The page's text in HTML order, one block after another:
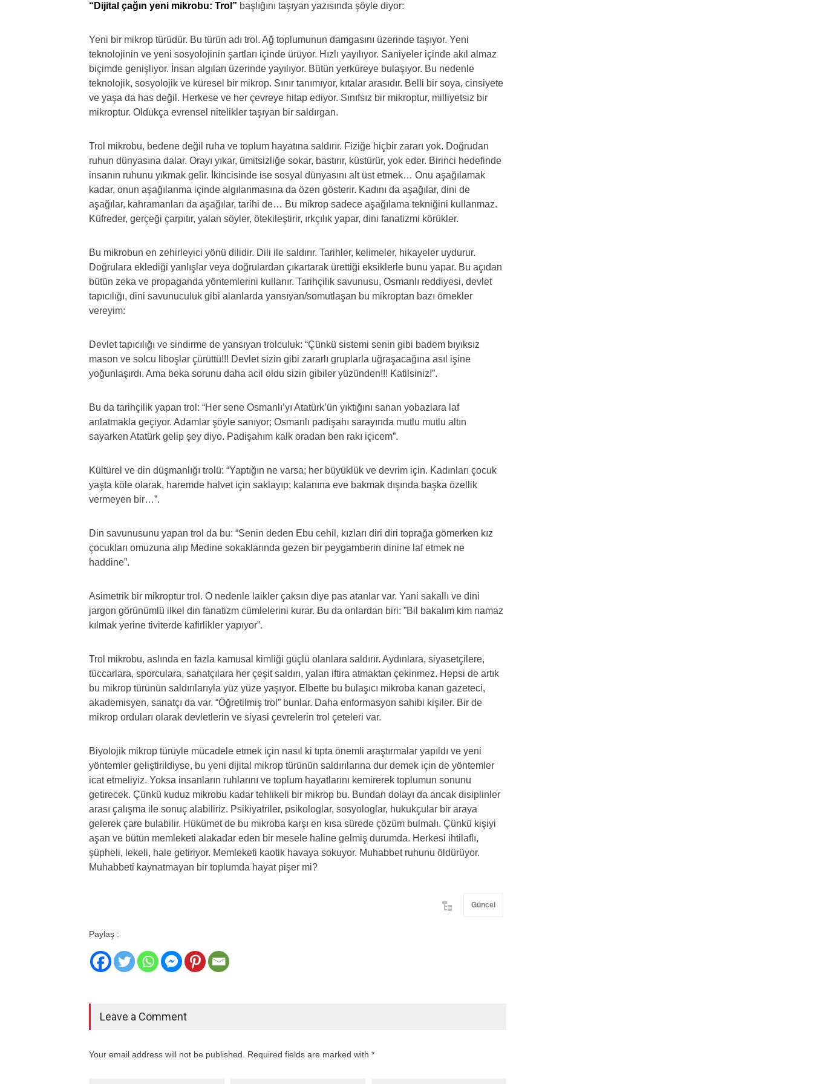
“Dijital çağın yeni mikrobu: Trol” başlığını taşıyan yazısında şöyle diyor:
Yeni bir mikrop türüdür. Bu türün adı trol. Ağ toplumunun damgasını üzerinde taşıyor. Yeni
teknolojinin ve yeni sosyolojinin şartları içinde ürüyor. Hızlı yayılıyor. Saniyeler içinde akıl almaz
biçimde genişliyor. İnsan algıları üzerinde yayılıyor. Bütün yerküreye bulaşıyor. Bu nedenle
teknolojik, sosyolojik ve küresel bir mikrop. Sınır tanımıyor, kıtalar arasıdır. Belli bir soya, cinsiyete
ve yaşa da has değil. Herkese ve her çevreye hitap ediyor. Sınıfsız bir mikroptur, milliyetsiz bir
mikroptur. Oldukça evrensel nitelikler taşıyan bir saldırgan.
Trol mikrobu, bedene değil ruha ve toplum hayatına saldırır. Fiziğe hiçbir zararı yok. Doğrudan
ruhun dünyasına dalar. Orayı yıkar, ümitsizliğe sokar, bastırır, küstürür, yok eder. Birinci hedefinde
insanın ruhunu yıkmak gelir. İkincisinde ise sosyal dünyasını alt üst etmek… Onu aşağılamak
kadar, onun aşağılanma içinde algılanmasına da özen gösterir. Kadını da aşağılar, dini de
aşağılar, kahramanları da aşağılar, tarihi de… Bu mikrop sadece aşağılama tekniğini kullanmaz.
Küfreder, gerçeği çarpıtır, yalan söyler, ötekileştirir, ırkçılık yapar, dini fanatizmi körükler.
Bu mikrobun en zehirleyici yönü dilidir. Dili ile saldırır. Tarihler, kelimeler, hikayeler uydurur.
Doğrulara eklediği yanlışlar veya doğrulardan çıkartarak ürettiği eksiklerle bunu yapar. Bu açıdan
bütün zeka ve propaganda yöntemlerini kullanır. Tarihçilik savunusu, Osmanlı reddiyesi, devlet
tapıcılığı, dini savunuculuk gibi alanlarda yansıyan/somutlaşan bu mikroptan bazı örnekler
vereyim:
Devlet tapıcılığı ve sindirme de yansıyan trolculuk: “Çünkü sistemi senin gibi badem bıyıksız
mason ve solcu liboşlar çürüttü!!! Devlet sizin gibi zararlı gruplarla uğraşacağına asıl işine
yoğunlaşırdı. Ama beka sorunu daha acil oldu sizin gibiler yüzünden!!! Katilsiniz!”.
Bu da tarihçilik yapan trol: “Her sene Osmanlı’yı Atatürk’ün yıktığını sanan yobazlara laf
anlatmakla geçiyor. Adamlar şöyle sanıyor; Osmanlı padişahı sarayında mutlu mutlu altın
sayarken Atatürk gelip şey diyo. Padişahım kalk oradan ben rakı içicem”.
Kültürel ve din düşmanlığı trolü: “Yaptığın ne varsa; her büyüklük ve devrim için. Kadınları çocuk
yaşta köle olarak, haremde halvet için saklayıp; kalanına eve bakmak dışında başka özellik
vermeyen bir…”.
Din savunusunu yapan trol da bu: “Senin deden Ebu cehil, kızları diri diri toprağa gömerken kız
çocukları omuzuna alıp Medine sokaklarında gezen bir peygamberin dinine laf etmek ne
haddine”.
Asimetrik bir mikroptur trol. O nedenle laikler çaksın diye pas atanlar var. Yani sakallı ve dini
jargon görünümlü ilkel din fanatizm cümlelerini kurar. Bu da onlardan biri: ”Bil bakalım kim namaz
kılmak yerine tiviterde kafirlikler yapıyor”.
Trol mikrobu, aslında en fazla kamusal kimliği güçlü olanlara saldırır. Aydınlara, siyasetçilere,
tüccarlara, sporculara, sanatçılara her çeşit saldırı, yalan iftira atmaktan çekinmez. Hepsi de artık
bu mikrop türünün saldırılarıyla yüz yüze yaşıyor. Elbette bu bulaşıcı mikroba kanan gazeteci,
akademisyen, sanatçı da var. “Öğretilmiş trol” bunlar. Daha enformasyon sahibi kişiler. Bir de
mikrop orduları olarak devletlerin ve siyasi çevrelerin trol çeteleri var.
Biyolojik mikrop türüyle mücadele etmek için nasıl ki tıpta önemli araştırmalar yapıldı ve yeni
yöntemler geliştirildiyse, bu yeni dijital mikrop türünün saldırılarına dur demek için de yöntemler
icat etmeliyiz. Yoksa insanların ruhlarını ve toplum hayatlarını kemirerek toplumun sonunu
getirecek. Çünkü kuduz mikrobu kadar tehlikeli bir mikrop bu. Bundan dolayı da ancak disiplinler
arası çalışma ile sonuç alabiliriz. Psikiyatriler, psikologlar, sosyologlar, hukukçular bir araya
gelerek çare bulabilir. Hükümet de bu mikroba karşı en kısa sürede çözüm bulmalı. Çünkü kişiyi
aşan ve bütün memleketi alakadar eden bir mesele haline gelmiş durumda. Herkesi ihtilaflı,
şüpheli, lekeli, hale getiriyor. Memleketi kaotik havaya sokuyor. Muhabbet ruhunu öldürüyor.
Muhabbeti kaynatmayan bir toplumda hayat pişer mi?
Güncel
Paylaş :
Leave a Comment
Your email address will not be published. Required fields are marked with *